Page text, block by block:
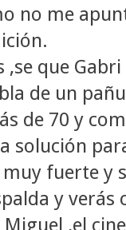
no me
que
de un
de 70 y
solución
fuerte y
y
,el